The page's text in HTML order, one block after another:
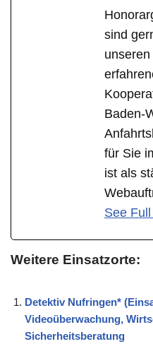
sind
Baden-
für Sie
ist als
See
Weitere Einsatzorte:
Detektiv Nufringen*
Videoüberwachung,
Sicherheitsberatung